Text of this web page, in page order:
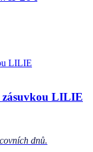
zásuvkou LILIE
dnů.